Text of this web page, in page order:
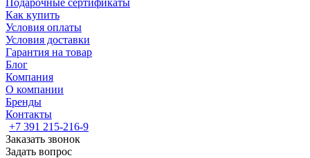
Подарочные сертификаты
Как купить
Условия оплаты
Условия доставки
Гарантия на товар
Блог
Компания
О компании
Бренды
Контакты
+7 391 215-216-9
Заказать звонок
Задать вопрос